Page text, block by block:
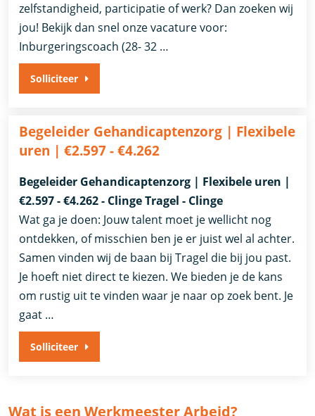
zelfstandigheid, participatie of werk? Dan zoeken wij
jou! Bekijk dan snel onze vacature voor:
Inburgeringscoach (28- 32 …
Solliciteer
Begeleider Gehandicaptenzorg | Flexibele
uren | €2.597 - €4.262
Begeleider Gehandicaptenzorg | Flexibele uren |
€2.597 - €4.262 - Clinge Tragel - Clinge
Wat ga je doen: Jouw talent moet je wellicht nog
ontdekken, of misschien ben je er juist wel al achter.
Samen vinden wij de baan bij Tragel die bij jou past.
Je hoeft niet direct te kiezen. We bieden je de kans
om rustig uit te vinden waar je naar op zoek bent. Je
gaat …
Solliciteer
Wat is een Werkmeester Arbeid?